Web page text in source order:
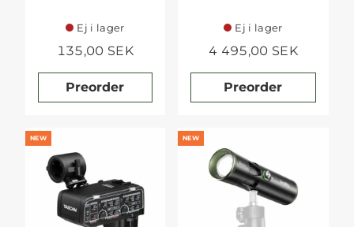
Ej i lager
135,00 SEK
Preorder
Ej i lager
4 495,00 SEK
Preorder
NEW NEW